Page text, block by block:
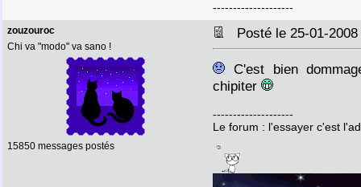
--------------------
zouzouroc
Chi va "modo" va sano !
15850 messages postés
Posté le 25-01-
C'est bien
chipiter
--------------------
Le forum : l'essayer c'est